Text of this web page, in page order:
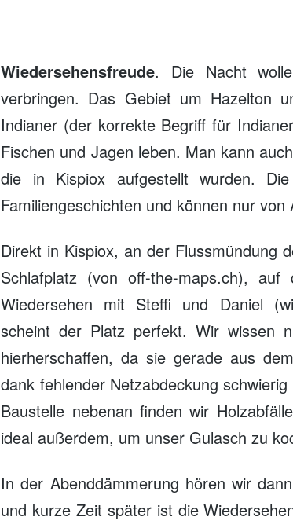
Wiedersehensfreude. Die Nacht
verbringen. Das Gebiet um Hazelton
Indianer (der korrekte Begriff für
Fischen und Jagen leben. Man kann
die in Kispiox aufgestellt wurden.
Familiengeschichten und können nur von
Direkt in Kispiox, an der Flussmündung
Schlafplatz (von off-the-maps.ch),
Wiedersehen mit Steffi und Daniel
scheint der Platz perfekt. Wir wissen
hierherschaffen, da sie gerade aus
dank fehlender Netzabdeckung
Baustelle nebenan finden wir
ideal außerdem, um unser Gulasch zu
In der Abenddämmerung hören wir
und kurze Zeit später ist die